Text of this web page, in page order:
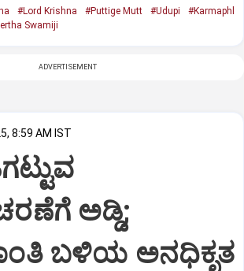
#Lord Krishna #Puttige Mutt #Udupi
#Karmaphl
Swamiji
ADVERTISEMENT
8:59 AM IST
ಅಡ್ಡಿ;
ಬಳಿಯ ಅನಧಿಕೃತ